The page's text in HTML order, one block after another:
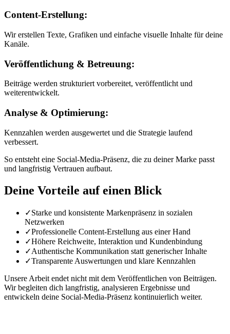
Content-Erstellung:
Wir erstellen Texte, Grafiken und einfache visuelle Inhalte für deine
Kanäle.
Veröffentlichung & Betreuung:
Beiträge werden strukturiert vorbereitet, veröffentlicht und
weiterentwickelt.
Analyse & Optimierung:
Kennzahlen werden ausgewertet und die Strategie laufend
verbessert.
So entsteht eine Social-Media-Präsenz, die zu deiner Marke passt
und langfristig Vertrauen aufbaut.
Deine Vorteile auf einen Blick
✓Starke und konsistente Markenpräsenz in sozialen
Netzwerken
✓Professionelle Content-Erstellung aus einer Hand
✓Höhere Reichweite, Interaktion und Kundenbindung
✓Authentische Kommunikation statt generischer Inhalte
✓Transparente Auswertungen und klare Kennzahlen
Unsere Arbeit endet nicht mit dem Veröffentlichen von Beiträgen.
Wir begleiten dich langfristig, analysieren Ergebnisse und
entwickeln deine Social-Media-Präsenz kontinuierlich weiter.